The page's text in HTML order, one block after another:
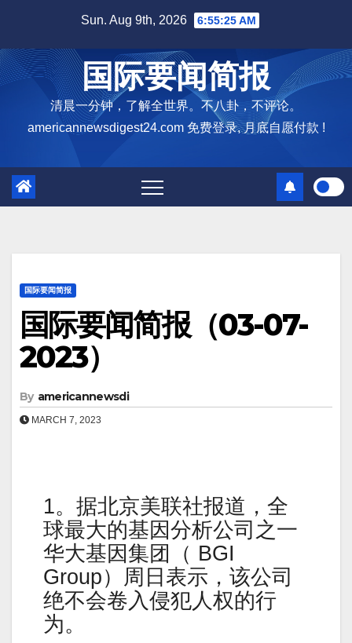
content
Sun. Aug 9th, 2026 6:55:26 AM
国际要闻简报
清晨一分钟，了解全世界。不八卦，不评论。
americannewsdigest24.com 免费登录, 月底自愿付款 !
国际要闻简报
国际要闻简报（03-07-
2023）
By americannewsdi
MARCH 7, 2023
1。据北京美联社报道，全
球最大的基因分析公司之一
华大基因集团（ BGI
Group）周日表示，该公司
绝不会卷入侵犯人权的行
为。